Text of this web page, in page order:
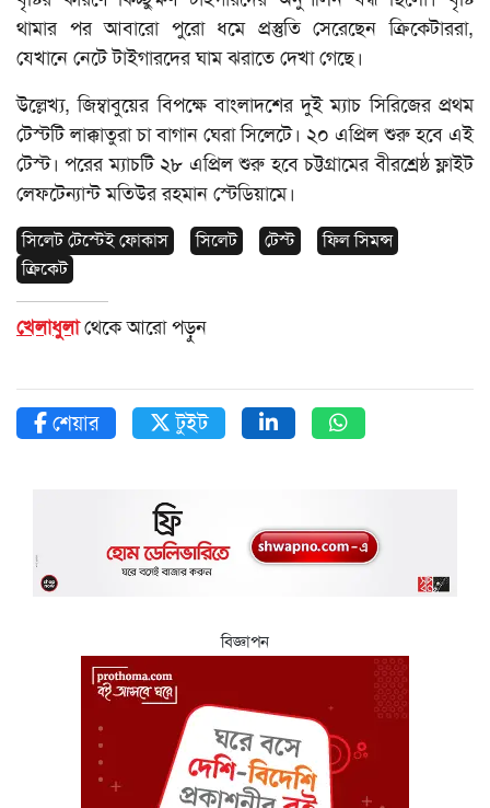
থামার পর আবারো পুরো ধমে প্রস্তুতি সেরেছেন ক্রিকেটাররা,
যেখানে নেটে টাইগারদের ঘাম ঝরাতে দেখা গেছে।
উল্লেখ্য, জিম্বাবুয়ের বিপক্ষে বাংলাদশের দুই ম্যাচ সিরিজের প্রথম
টেস্টটি লাক্কাতুরা চা বাগান ঘেরা সিলেটে। ২০ এপ্রিল শুরু হবে এই
টেস্ট। পরের ম্যাচটি ২৮ এপ্রিল শুরু হবে চট্টগ্রামের বীরশ্রেষ্ঠ ফ্লাইট
লেফটেন্যান্ট মতিউর রহমান স্টেডিয়ামে।
সিলেট টেস্টেই ফোকাস সিলেট টেস্ট
ফিল সিমন্স
ক্রিকেট
খেলাধুলাথেকে আরো পড়ুন
শেয়ার টুইট
বিজ্ঞাপন